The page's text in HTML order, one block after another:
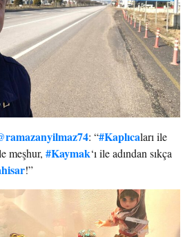
: “#Kaplıcaları ile
meşhur, #Kaymak‘ı ile adından sıkça
!”